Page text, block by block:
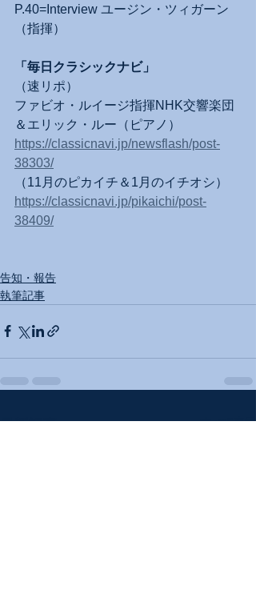
P.40=Interview ユージン・ツィガーン
（指揮）
「毎日クラシックナビ」
（速リポ）
ファビオ・ルイージ指揮NHK交響楽団
＆エリック・ルー（ピアノ）
https://classicnavi.jp/newsflash/post-
38303/
（11月のピカイチ＆1月のイチオシ）
https://classicnavi.jp/pikaichi/post-
38409/
告知・報告
執筆記事
最新記事 すべて表示